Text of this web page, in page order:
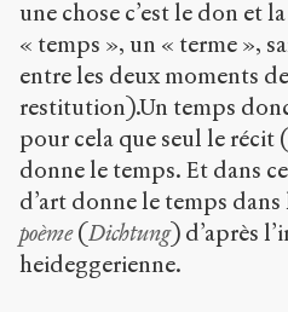
une chose c’est le don et
« temps », un « terme »,
entre les deux moments
restitution).Un temps
pour cela que seul le
donne le temps. Et dans
d’art donne le temps
poème(Dichtung) d’après
heideggerienne.